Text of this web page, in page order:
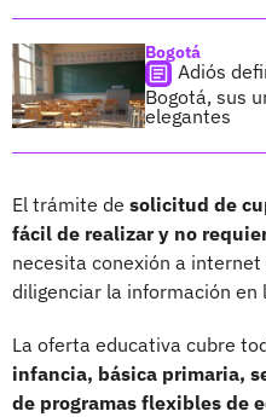
Bogotá
Adiós
Bogotá, sus
elegantes
El trámite de solicitud de
fácil de realizar y no
necesita conexión a
diligenciar la información en
La oferta educativa cubre
infancia, básica primaria,
de programas flexibles de